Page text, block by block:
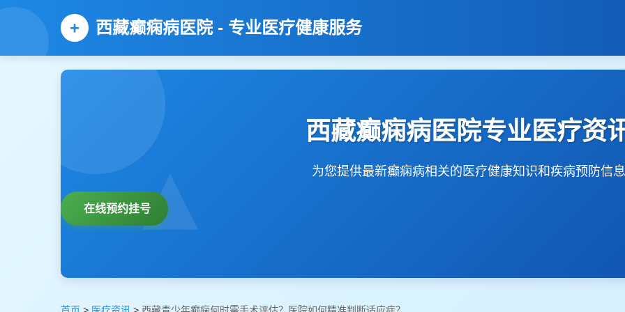
西藏癫痫病医院 - 专业医疗健康服务
西藏癫痫病医院专业医疗资
为您提供最新癫痫病相关的医疗健康知识和疾病预防信息
在线预约挂号